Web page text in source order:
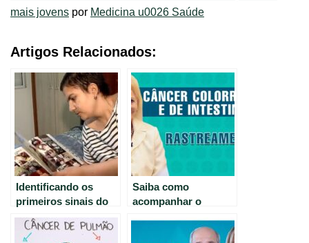
mais jovens por Medicina u0026 Saúde
Artigos Relacionados:
Identificando os
primeiros sinais do
câncer colorretal:
guia completo.
Saiba como
acompanhar o